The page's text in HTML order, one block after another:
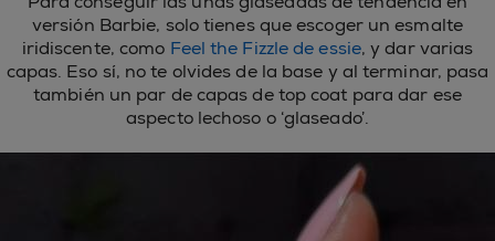
versión Barbie, solo tienes que escoger un esmalte
iridiscente, como Feel the Fizzle de essie, y dar varias
capas. Eso sí, no te olvides de la base y al terminar, pasa
también un par de capas de top coat para dar ese
aspecto lechoso o ‘glaseado’.